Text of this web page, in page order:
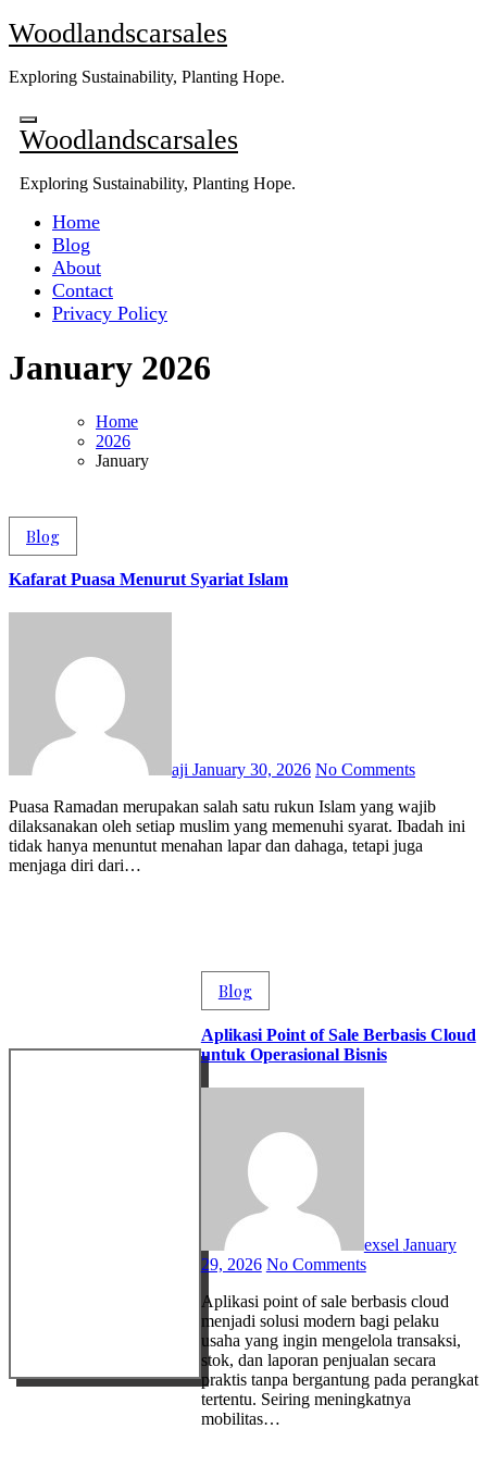
Skip
to
Woodlandscarsales
Exploring Sustainability, Planting Hope.
Woodlandscarsales
Exploring Sustainability, Planting Hope.
Home
Blog
About
Contact
Privacy Policy
January 2026
Home
2026
January
Blog
Kafarat Puasa Menurut Syariat Islam
aji January 30, 2026 No Comments
Puasa Ramadan merupakan salah satu rukun Islam yang wajib
dilaksanakan oleh setiap muslim yang memenuhi syarat. Ibadah ini
tidak hanya menuntut menahan lapar dan dahaga, tetapi juga
menjaga diri dari…
Blog
Aplikasi Point of Sale Berbasis Cloud
untuk Operasional Bisnis
exsel January
29, 2026 No Comments
Aplikasi point of sale berbasis cloud
menjadi solusi modern bagi pelaku
usaha yang ingin mengelola transaksi,
stok, dan laporan penjualan secara
praktis tanpa bergantung pada perangkat
tertentu. Seiring meningkatnya
mobilitas…